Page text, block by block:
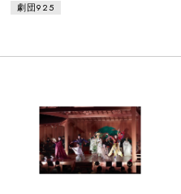
話。あの時出会ったモノがなんだ
すけど。中西邦子がたった一人で
劇団925